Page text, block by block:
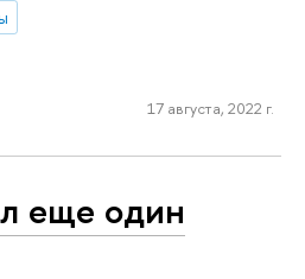
17 августа, 2022 г.
еще один